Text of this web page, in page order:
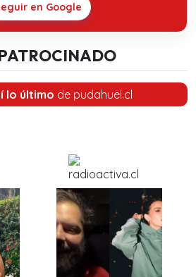
en Google
lo último de pudahuel.cl